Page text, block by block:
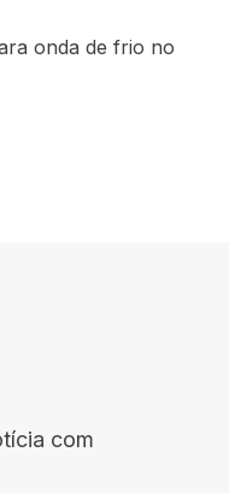
onda de frio no
com